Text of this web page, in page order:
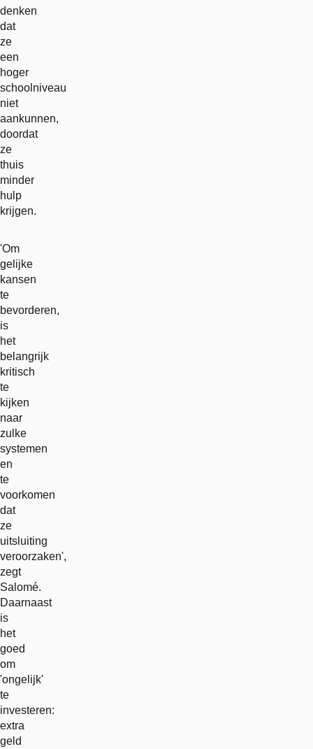
denken
dat
ze
een
hoger
schoolniveau
niet
aankunnen,
doordat
ze
thuis
minder
hulp
krijgen.
'Om
gelijke
kansen
te
bevorderen,
is
het
belangrijk
kritisch
te
kijken
naar
zulke
systemen
en
te
voorkomen
dat
ze
uitsluiting
veroorzaken',
zegt
Salomé.
Daarnaast
is
het
goed
om
'ongelijk'
te
investeren:
extra
geld